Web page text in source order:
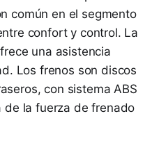
común en el segmento
confort y control. La
una asistencia
Los frenos son discos
con sistema ABS
de la fuerza de frenado